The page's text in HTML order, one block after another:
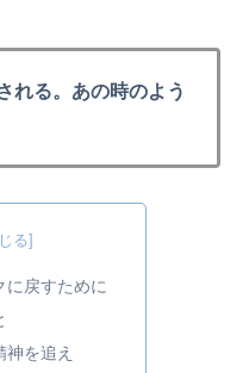
れる。あの時のよう
に戻すために
を追え